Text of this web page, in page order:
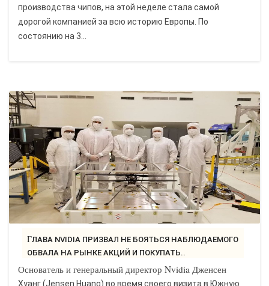
производства чипов, на этой неделе стала самой
дорогой компанией за всю историю Европы. По
состоянию на 3...
ГЛАВА NVIDIA ПРИЗВАЛ НЕ БОЯТЬСЯ НАБЛЮДАЕМОГО
ОБВАЛА НА РЫНКЕ АКЦИЙ И ПОКУПАТЬ..
Основатель и генеральный директор Nvidia Дженсен
Хуанг (Jensen Huang) во время своего визита в Южную